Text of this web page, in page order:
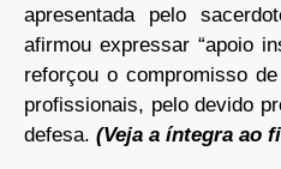
apresentada pelo
afirmou expressar “apoio
reforçou o compromisso
profissionais, pelo devido
defesa. (Veja a íntegra ao